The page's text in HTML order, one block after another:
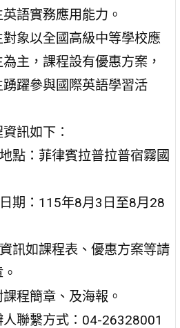
語實務應用能力。
對象以全國高級中等學校應
主，課程設有優惠方案，
踴躍參與國際英語學習活
訊如下：
點：菲律賓拉普拉普宿霧國
期：115年8月3日至8月28
訊如課程表、優惠方案等請
程簡章、及海報。
人聯繫方式：04-26328001